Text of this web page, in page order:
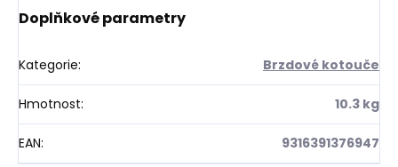
Doplňkové parametry
Kategorie: Brzdové kotouče
Hmotnost: 10.3 kg
EAN: 9316391376947